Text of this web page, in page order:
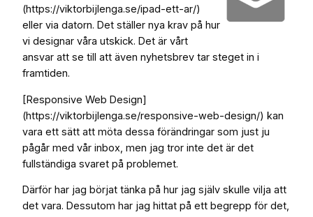
(https://viktorbijlenga.se/ipad-ett-ar/)
eller via datorn. Det ställer nya krav på hur
vi designar våra utskick. Det är vårt
ansvar att se till att även nyhetsbrev tar steget in i
framtiden.
[Responsive Web Design]
(https://viktorbijlenga.se/responsive-web-design/) kan
vara ett sätt att möta dessa förändringar som just ju
pågår med vår inbox, men jag tror inte det är det
fullständiga svaret på problemet.
Därför har jag börjat tänka på hur jag själv skulle vilja att
det vara. Dessutom har jag hittat på ett begrepp för det,